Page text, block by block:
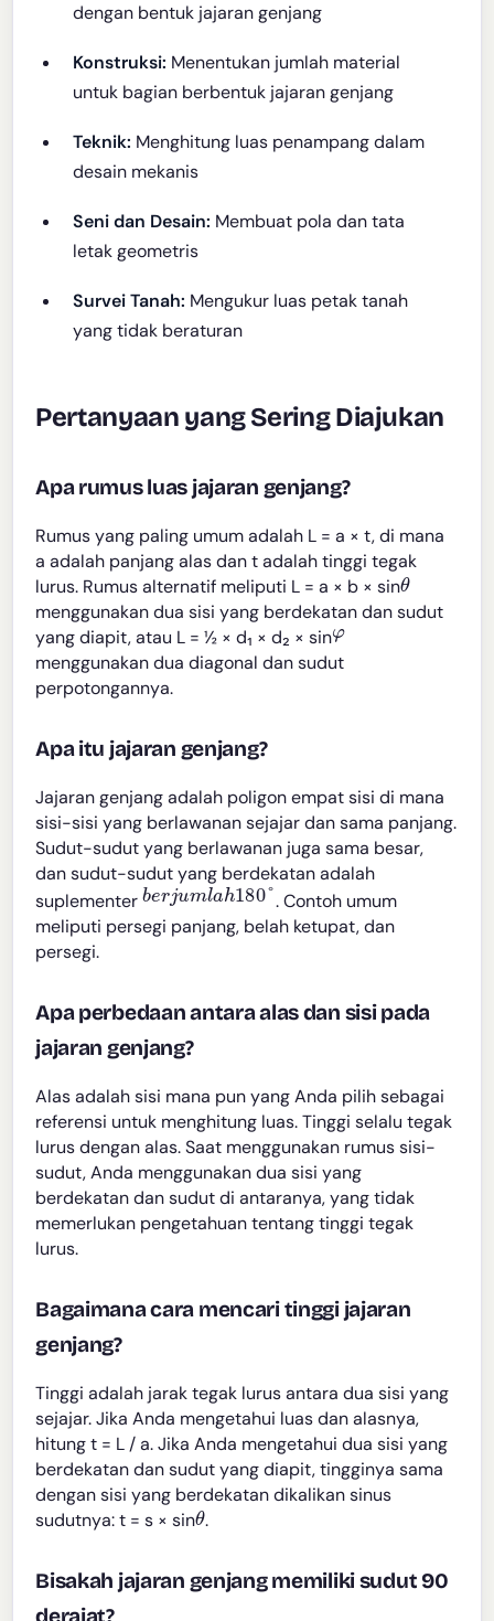
dengan bentuk jajaran genjang
Konstruksi: Menentukan jumlah material
untuk bagian berbentuk jajaran genjang
Teknik: Menghitung luas penampang dalam
desain mekanis
Seni dan Desain: Membuat pola dan tata
letak geometris
Survei Tanah: Mengukur luas petak tanah
yang tidak beraturan
Pertanyaan yang Sering Diajukan
Apa rumus luas jajaran genjang?
Rumus yang paling umum adalah L = a × t, di mana
a adalah panjang alas dan t adalah tinggi tegak
lurus. Rumus alternatif meliputi L = a × b × sinθ
menggunakan dua sisi yang berdekatan dan sudut
yang diapit, atau L = ½ × d₁ × d₂ × sinφ
menggunakan dua diagonal dan sudut
perpotongannya.
Apa itu jajaran genjang?
Jajaran genjang adalah poligon empat sisi di mana
sisi-sisi yang berlawanan sejajar dan sama panjang.
Sudut-sudut yang berlawanan juga sama besar,
dan sudut-sudut yang berdekatan adalah
suplementer
berjumlah180°
. Contoh umum
meliputi persegi panjang, belah ketupat, dan
persegi.
Apa perbedaan antara alas dan sisi pada
jajaran genjang?
Alas adalah sisi mana pun yang Anda pilih sebagai
referensi untuk menghitung luas. Tinggi selalu tegak
lurus dengan alas. Saat menggunakan rumus sisi-
sudut, Anda menggunakan dua sisi yang
berdekatan dan sudut di antaranya, yang tidak
memerlukan pengetahuan tentang tinggi tegak
lurus.
Bagaimana cara mencari tinggi jajaran
genjang?
Tinggi adalah jarak tegak lurus antara dua sisi yang
sejajar. Jika Anda mengetahui luas dan alasnya,
hitung t = L / a. Jika Anda mengetahui dua sisi yang
berdekatan dan sudut yang diapit, tingginya sama
dengan sisi yang berdekatan dikalikan sinus
sudutnya: t = s × sinθ.
Bisakah jajaran genjang memiliki sudut 90
derajat?